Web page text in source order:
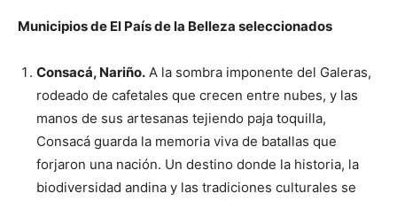
Municipios de El País de la Belleza seleccionados
Consacá, Nariño. A la sombra imponente del Galeras,
rodeado de cafetales que crecen entre nubes, y las
manos de sus artesanas tejiendo paja toquilla,
Consacá guarda la memoria viva de batallas que
forjaron una nación. Un destino donde la historia, la
biodiversidad andina y las tradiciones culturales se